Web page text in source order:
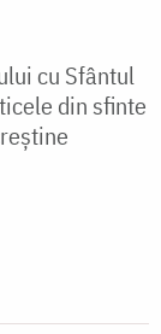
cu Sfântul
din sfinte